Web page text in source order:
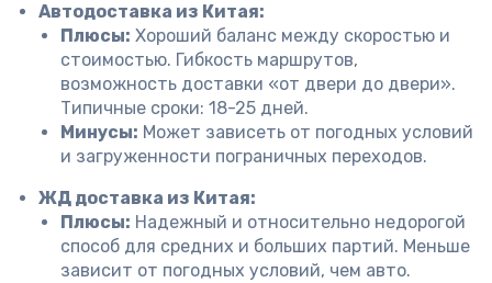
Автодоставка из Китая:
Плюсы: Хороший баланс между скоростью и
стоимостью. Гибкость маршрутов,
возможность доставки «от двери до двери».
Типичные сроки: 18-25 дней.
Минусы: Может зависеть от погодных условий
и загруженности пограничных переходов.
ЖД доставка из Китая:
Плюсы: Надежный и относительно недорогой
способ для средних и больших партий. Меньше
зависит от погодных условий, чем авто.